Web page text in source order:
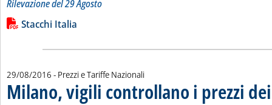
Rilevazione del 29 Agosto
Leggi tutta la notizia: 'Gli “stacchi Italia” dalle “medie Ue”'
Lista allegati PDF alla notizia
Stacchi Italia
29/08/2016 - Prezzi e Tariffe Nazionali
Milano, vigili controllano i prezzi